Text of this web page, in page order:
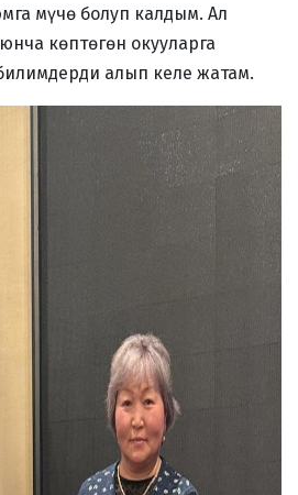
мүчө болуп калдым. Ал
көптөгөн окууларга
алып келе жатам.